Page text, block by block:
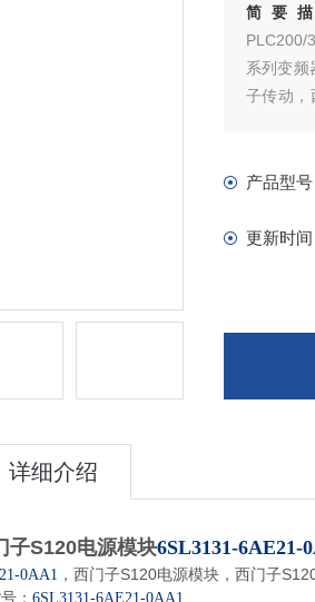
简要
PLC200/
系列变频
子传动，
产品型号
更新时间
详细介绍
子S120电源模块6SL3131-6AE21-
0AA1 ，西门子S120电源模块，西门子
： 6SL3131-6AE21-0AA1